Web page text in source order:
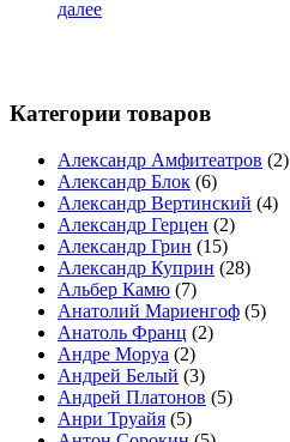
далее
Категории товаров
Александр Амфитеатров (2)
Александр Блок (6)
Александр Вертинский (4)
Александр Герцен (2)
Александр Грин (15)
Александр Куприн (28)
Альбер Камю (7)
Анатолий Мариенгоф (5)
Анатоль Франц (2)
Андре Моруа (2)
Андрей Белый (3)
Андрей Платонов (5)
Анри Труайя (5)